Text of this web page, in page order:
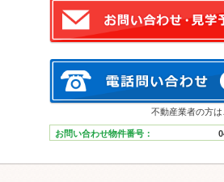
不動産業者の方は
お問い合わせ物件番号：